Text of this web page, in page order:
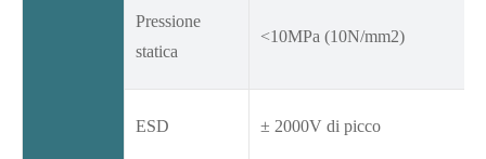
Pressione
statica
<10MPa (10N/mm2)
ESD ± 2000V di picco